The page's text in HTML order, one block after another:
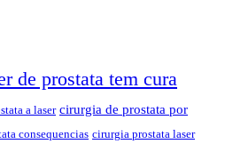
de prostata tem cura
a laser cirurgia de prostata por
consequencias cirurgia prostata laser